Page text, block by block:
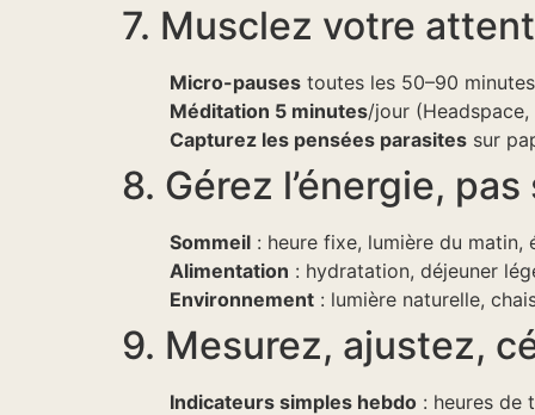
7. Musclez votre
Micro-pauses toutes les 50–90
Méditation 5 minutes/jour
Capturez les pensées parasites sur
8. Gérez l’énergie,
Sommeil : heure fixe, lumière du
Alimentation : hydratation, déjeuner
Environnement : lumière naturelle,
9. Mesurez, ajustez,
Indicateurs simples hebdo : heures de